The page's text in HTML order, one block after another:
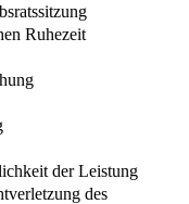
Ruhezeit
der Leistung
des